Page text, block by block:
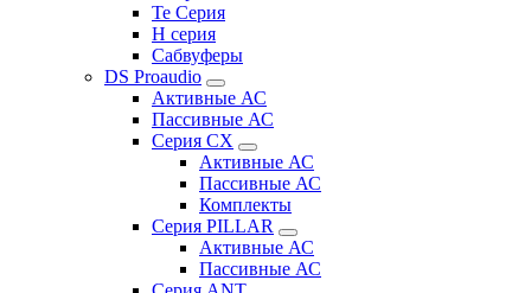
Te Серия
H серия
Сабвуферы
DS Proaudio
Активные АС
Пассивные АС
Серия CX
Активные АС
Пассивные АС
Комплекты
Серия PILLAR
Активные АС
Пассивные АС